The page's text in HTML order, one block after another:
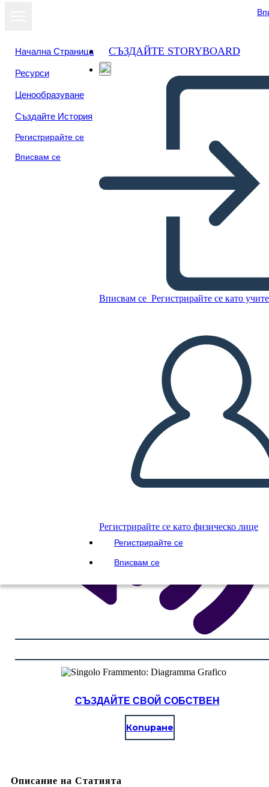
Начална Страница
Ресурси
Ценообразуване
Създайте История
Регистрирайте се
Вписвам се
СЪЗДАЙТЕ STORYBOARD
Вписвам се Регистрирайте се като
Регистрирайте се като физическо лице
Регистрирайте се
Вписвам се
Diagramma Grafico
СЪЗДАЙТЕ СЦЕНАРИЙ
ПУСКАНЕ НА СЛАЙДШОУ
ЧЕТИ МИ
СЪЗДАЙТЕ СВОЙ СОБСТВЕН
Копиране
Описание на Статията